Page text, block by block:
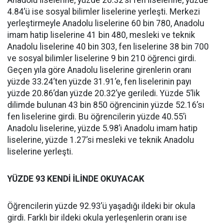
4.84’ü ise sosyal bilimler liselerine yerleşti. Merkezi
yerleştirmeyle Anadolu liselerine 60 bin 780, Anadolu
imam hatip liselerine 41 bin 480, mesleki ve teknik
Anadolu liselerine 40 bin 303, fen liselerine 38 bin 700
ve sosyal bilimler liselerine 9 bin 210 öğrenci girdi.
Geçen yıla göre Anadolu liselerine girenlerin oranı
yüzde 33.24’ten yüzde 31.91’e, fen liselerinin payı
yüzde 20.86’dan yüzde 20.32’ye geriledi. Yüzde 5’lik
dilimde bulunan 43 bin 850 öğrencinin yüzde 52.16’sı
fen liselerine girdi. Bu öğrencilerin yüzde 40.55’i
Anadolu liselerine, yüzde 5.98’i Anadolu imam hatip
liselerine, yüzde 1.27’si mesleki ve teknik Anadolu
liselerine yerleşti.
YÜZDE 93 KENDİ İLİNDE OKUYACAK
Öğrencilerin yüzde 92.93’ü yaşadığı ildeki bir okula
girdi. Farklı bir ildeki okula yerleşenlerin oranı ise